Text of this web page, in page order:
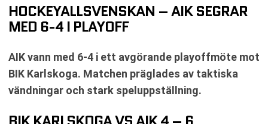
HOCKEYALLSVENSKAN – AIK SEGRAR
MED 6-4 I PLAYOFF
AIK vann med 6-4 i ett avgörande playoffmöte mot
BIK Karlskoga. Matchen präglades av taktiska
vändningar och stark speluppställning.